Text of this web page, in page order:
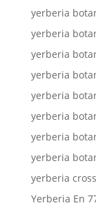
yerberia
yerberia
yerberia
yerberia
yerberia
yerberia
yerberia
yerberia
yerberia
Yerberia En